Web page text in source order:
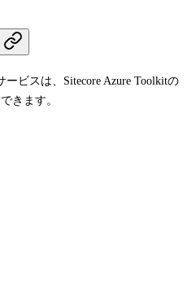
ービスは、Sitecore Azure Toolkitの
きます。